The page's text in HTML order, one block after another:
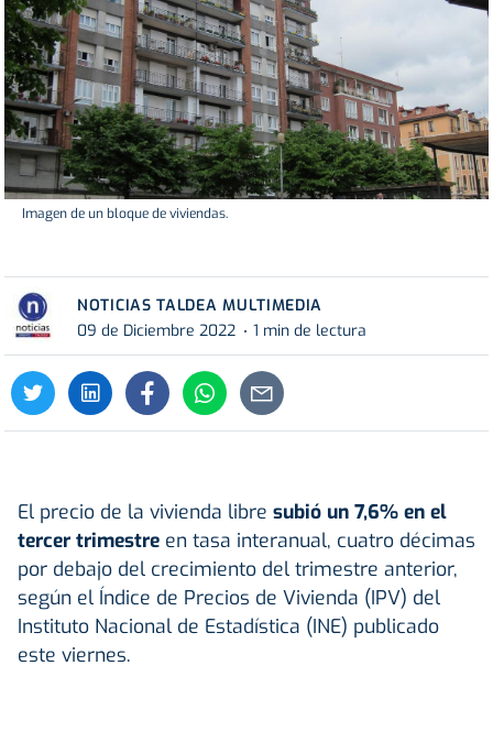
Imagen de un bloque de viviendas.
NOTICIAS TALDEA MULTIMEDIA
09 de Diciembre 2022
1 min de lectura
El precio de la vivienda libre subió un 7,6% en el
tercer trimestre en tasa interanual, cuatro décimas
por debajo del crecimiento del trimestre anterior,
según el Índice de Precios de Vivienda (IPV) del
Instituto Nacional de Estadística (INE) publicado
este viernes.